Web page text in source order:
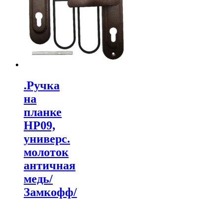
.Ручка
на
планке
НР09,
универс.
молоток
античная
медь/
Замкофф/